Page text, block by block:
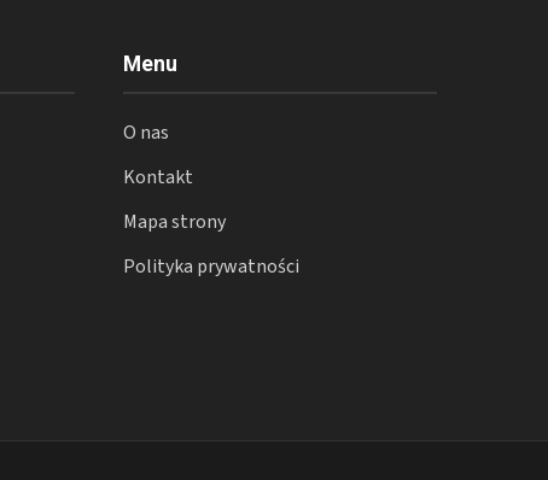
Menu
O nas
Kontakt
Mapa strony
Polityka prywatności